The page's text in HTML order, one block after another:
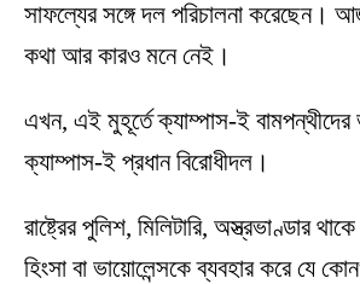
সাফল্যের সঙ্গে দল পরিচালনা করেছেন।
কথা আর কারও মনে নেই।
এখন, এই মুহূর্তে ক্যাম্পাস-ই বামপন্থীদের
ক্যাম্পাস-ই প্রধান বিরোধীদল।
রাষ্ট্রের পুলিশ, মিলিটারি, অস্ত্রভাণ্ডার
হিংসা বা ভায়োলেন্সকে ব্যবহার করে যে